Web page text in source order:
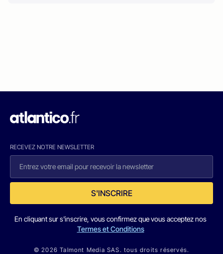
RECEVEZ NOTRE NEWSLETTER
S'INSCRIRE
En cliquant sur s'inscrire, vous confirmez que vous acceptez nos
Termes et Conditions
© 2026 Talmont Media SAS. tous droits réservés.